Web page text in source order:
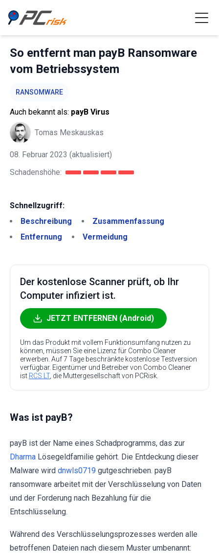
So entfernt man payB Ransomware
vom Betriebssystem
RANSOMWARE
Auch bekannt als: payB Virus
Tomas Meskauskas
08. Februar 2023 (aktualisiert)
Schadenshöhe:
Schnellzugriff:
Beschreibung
Zusammenfassung
Entfernung
Vermeidung
Der kostenlose Scanner prüft, ob Ihr
Computer infiziert ist.
JETZT ENTFERNEN (Android)
Um das Produkt mit vollem Funktionsumfang nutzen zu
können, müssen Sie eine Lizenz für Combo Cleaner
erwerben. Auf 7 Tage beschränkte kostenlose Testversion
verfügbar. Eigentümer und Betreiber von Combo Cleaner
ist RCS LT, die Muttergesellschaft von PCRisk.
Was ist payB?
payB ist der Name eines Schadprogramms, das zur
Dharma Lösegeldfamilie gehört. Die Entdeckung dieser
Malware wird dnwls0719 gutgeschrieben. payB
ransomware arbeitet mit der Verschlüsselung von Daten
und der Forderung nach Bezahlung für die
Entschlüsselung.
Während des Verschlüsselungsprozesses werden alle
betroffenen Dateien nach diesem Muster umbenannt: